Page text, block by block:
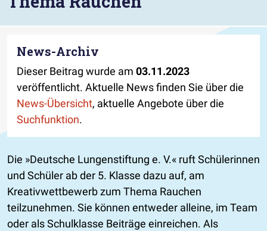
News-Archiv
Dieser Beitrag wurde am 03.11.2023
veröffentlicht. Aktuelle News finden Sie über die
News-Übersicht, aktuelle Angebote über die
Suchfunktion.
Die »Deutsche Lungenstiftung e. V.« ruft Schülerinnen
und Schüler ab der 5. Klasse dazu auf, am
Kreativwettbewerb zum Thema Rauchen
teilzunehmen. Sie können entweder alleine, im Team
oder als Schulklasse Beiträge einreichen. Als